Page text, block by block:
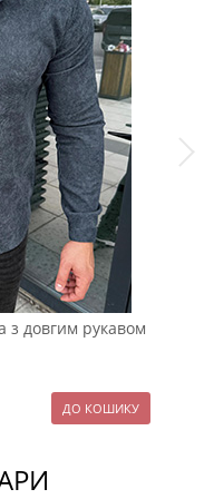
з довгим рукавом